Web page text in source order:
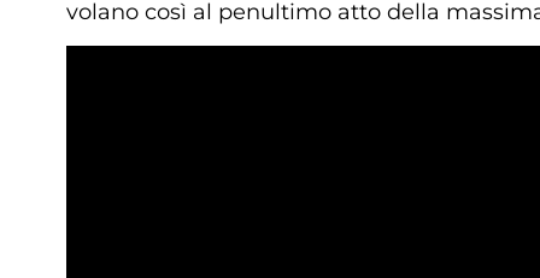
volano così al penultimo atto della